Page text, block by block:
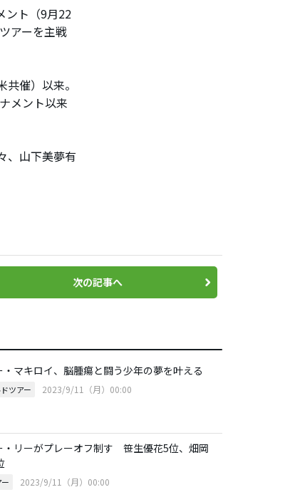
ント（9月22
アーを主戦
催）以来。
メント以来
、山下美夢有
次の記事へ
・マキロイ、脳腫瘍と闘う少年の夢を叶える
ツアー 2023/9/11（月）00:00
・リーがプレーオフ制す 笹生優花5位、畑岡
2023/9/11（月）00:00